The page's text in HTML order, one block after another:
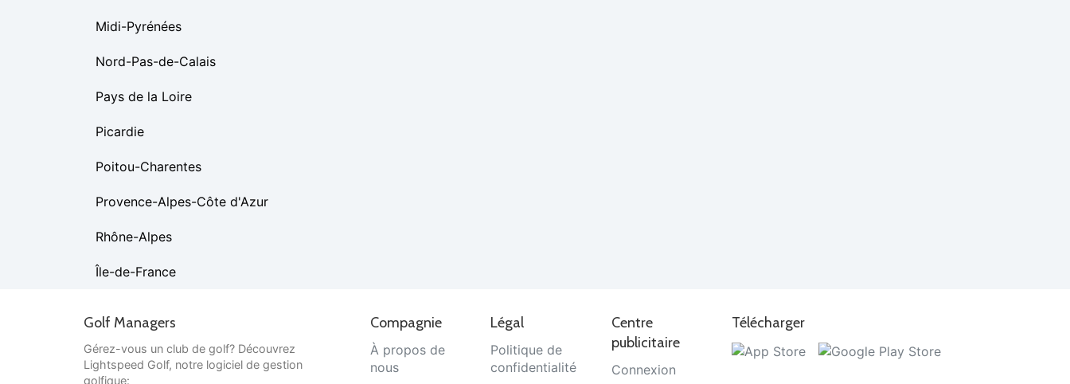
Midi-Pyrénées
Nord-Pas-de-Calais
Pays de la Loire
Picardie
Poitou-Charentes
Provence-Alpes-Côte d'Azur
Rhône-Alpes
Île-de-France
Golf Managers
Gérez-vous un club de golf? Découvrez
Lightspeed Golf, notre logiciel de gestion
golfique:
Compagnie
À propos de
nous
Légal
Politique de
confidentialité
Centre
publicitaire
Connexion
Télécharger